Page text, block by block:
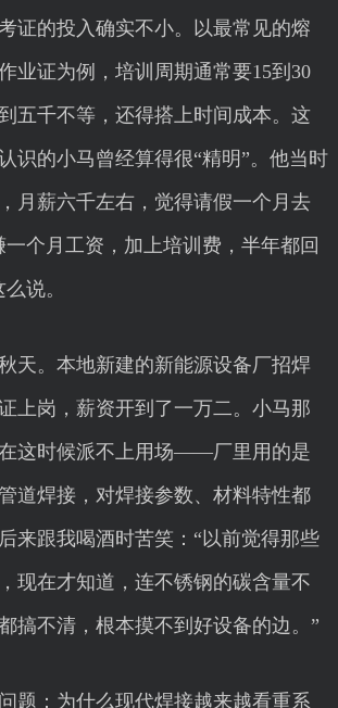
证的投入确实不小。以最常见的熔
业证为例，培训周期通常要15到30
五千不等，还得搭上时间成本。这
识的小马曾经算得很“精明”。他当时
月薪六千左右，觉得请假一个月去
一个月工资，加上培训费，半年都回
说。
天。本地新建的新能源设备厂招焊
上岗，薪资开到了一万二。小马那
这时候派不上用场——厂里用的是
道焊接，对焊接参数、材料特性都
来跟我喝酒时苦笑：“以前觉得那些
现在才知道，连不锈钢的碳含量不
搞不清，根本摸不到好设备的边。”
题：为什么现代焊接越来越看重系